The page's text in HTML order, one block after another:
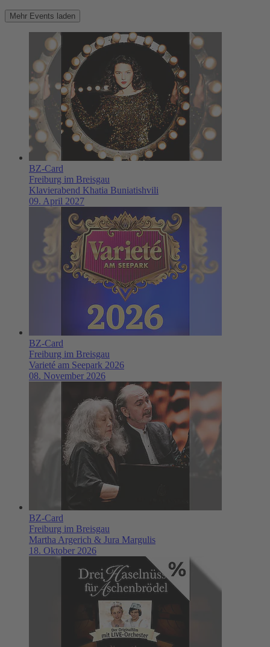
Mehr Events laden
BZ-Card
Freiburg im Breisgau
Klavierabend Khatia Buniatishvili
09. April 2027
BZ-Card
Freiburg im Breisgau
Varieté am Seepark 2026
08. November 2026
BZ-Card
Freiburg im Breisgau
Martha Argerich & Jura Margulis
18. Oktober 2026